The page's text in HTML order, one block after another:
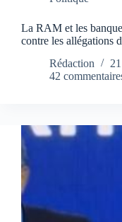
La RAM et les
contre les allégations
Rédaction
42